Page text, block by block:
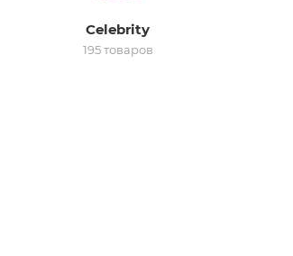
Celebrity
195 товаров